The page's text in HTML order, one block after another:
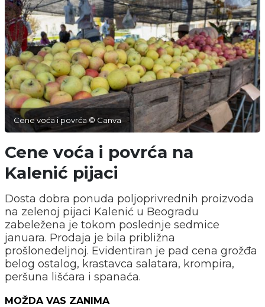
Cene voća i povrća © Canva
Cene voća i povrća na
Kalenić pijaci
Dosta dobra ponuda poljoprivrednih proizvoda
na zelenoj pijaci Kalenić u Beogradu
zabeležena je tokom poslednje sedmice
januara. Prodaja je bila približna
prošlonedeljnoj. Evidentiran je pad cena grožđa
belog ostalog, krastavca salatara, krompira,
peršuna lišćara i spanaća.
MOŽDA VAS ZANIMA